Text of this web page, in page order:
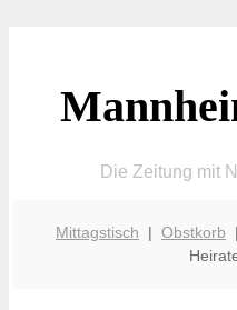
Die Zeitung mit
Mittagstisch | Obstkorb